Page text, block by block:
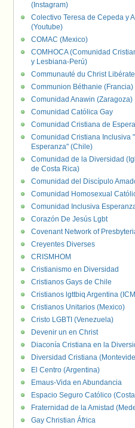
(Instagram)
Colectivo Teresa de Cepeda y
(Youtube)
COMAC (Mexico)
COMHOCA (Comunidad
y Lesbiana-Perú)
Communauté du Christ
Communion Béthanie (Francia)
Comunidad Anawin (Zaragoza)
Comunidad Católica Gay
Comunidad Cristiana de
Comunidad Cristiana Inclusiva
Esperanza" (Chile)
Comunidad de la Diversidad
de Costa Rica)
Comunidad del Discípulo
Comunidad Homosexual
Comunidad Inclusiva
Corazón De Jesús Lgbt
Covenant Network of
Creyentes Diverses
CRISMHOM
Cristianismo en Diversidad
Cristianos Gays de Chile
Cristianos lgttbiq Argentina
Cristianos Unitarios (Mexico)
Cristo LGBTI (Venezuela)
Devenir un en Christ
Diaconía Cristiana en la
Diversidad Cristiana
El Centro (Argentina)
Emaus-Vida en Abundancia
Espacio Seguro Católico
Fraternidad de la Amistad
Gay Christian África